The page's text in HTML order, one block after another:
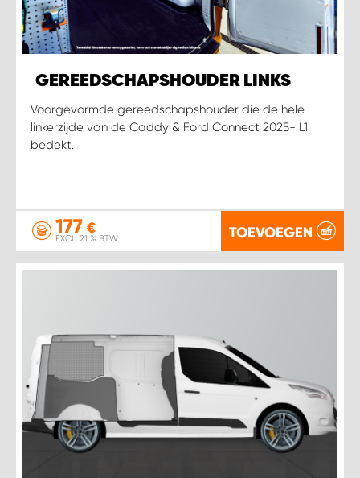
GEREEDSCHAPSHOUDER LINKS
Voorgevormde gereedschapshouder die de hele
linkerzijde van de Caddy & Ford Connect 2025- L1
bedekt.
177 €
EXCL. 21 % BTW TOEVOEGEN